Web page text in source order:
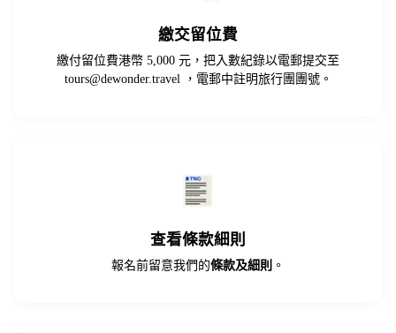
繳交留位費
繳付留位費港幣 5,000 元，把入數紀錄以電郵提交至
tours@dewonder.travel ，電郵中註明旅行團團號。
查看條款細則
報名前留意我們的條款及細則 。